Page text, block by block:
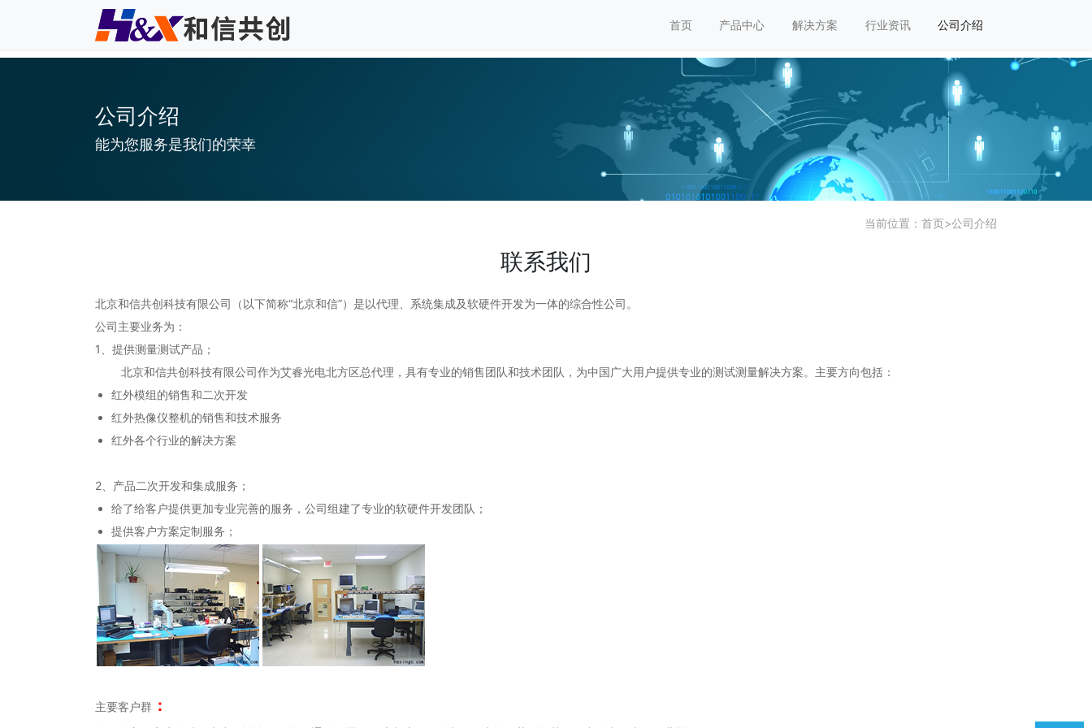
首页 产品中心 解决方案 行业资讯 公司介绍
公司介绍
能为您服务是我们的荣幸
当前位置： 首页>公司介绍
联系我们
北京和信共创科技有限公司（以下简称“北京和信”）是以代理、系统集成及软硬件开发为一体的综合性公司。
公司主要业务为：
1、提供测量测试产品；
北京和信共创科技有限公司作为艾睿光电北方区总代理，具有专业的销售团队和技术团队，为中国广大用户提供专业的测试测量解决方案。主要方向包括：
红外模组的销售和二次开发
红外热像仪整机的销售和技术服务
红外各个行业的解决方案
2、产品二次开发和集成服务；
给了给客户提供更加专业完善的服务，公司组建了专业的软硬件开发团队；
提供客户方案定制服务；
主要客户群 ：